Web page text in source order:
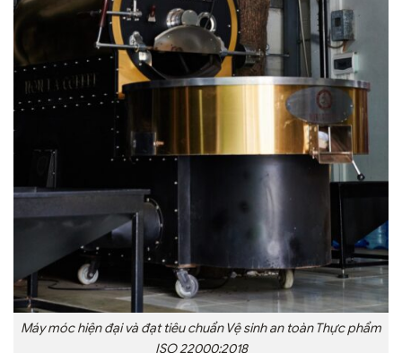
Máy móc hiện đại và đạt tiêu chuẩn Vệ sinh an toàn Thực phẩm
ISO 22000:2018